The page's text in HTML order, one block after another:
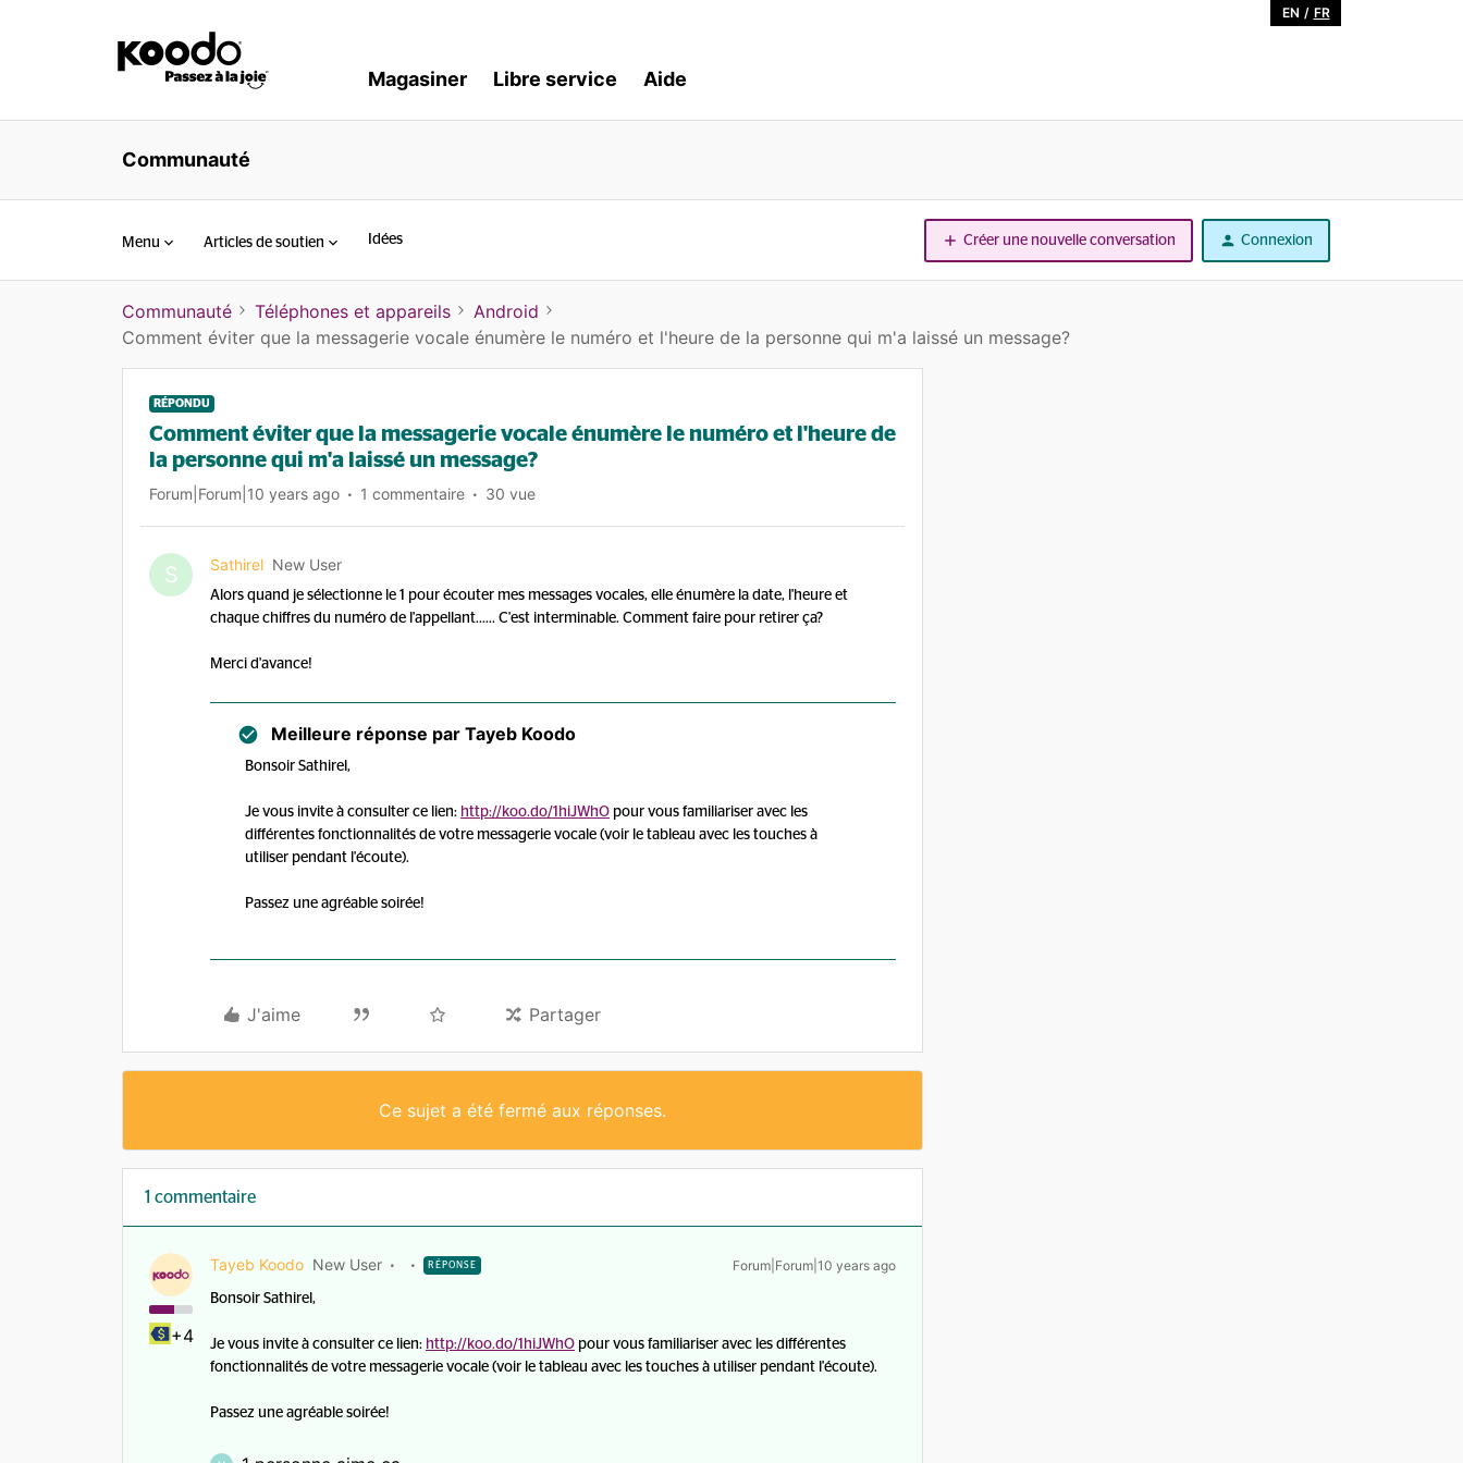
EN / FR
Magasiner Libre service Aide
Communauté
Menu Articles de soutien Idées Créer une nouvelle conversation Connexion
Communauté Téléphones et appareils
Android
Comment éviter que la messagerie vocale énumère le numéro et l'heure de la personne qui m'a laissé un message?
RÉPONDU
Comment éviter que la messagerie vocale énumère le numéro et l'heure de
la personne qui m'a laissé un message?
Forum|Forum|10 years ago 1 commentaire 30 vue
S Sathirel New User
Alors quand je sélectionne le 1 pour écouter mes messages vocales, elle énumère la date, l'heure et
chaque chiffres du numéro de l'appellant...... C'est interminable. Comment faire pour retirer ça?
Merci d'avance!
Meilleure réponse par Tayeb Koodo
Bonsoir Sathirel,
Je vous invite à consulter ce lien: http://koo.do/1hiJWhO pour vous familiariser avec les
différentes fonctionnalités de votre messagerie vocale (voir le tableau avec les touches à
utiliser pendant l'écoute).
Passez une agréable soirée!
J'aime Partager
Ce sujet a été fermé aux réponses.
1 commentaire
+4
Tayeb Koodo New User RÉPONSE Forum|Forum|10 years ago
Bonsoir Sathirel,
Je vous invite à consulter ce lien: http://koo.do/1hiJWhO pour vous familiariser avec les différentes
fonctionnalités de votre messagerie vocale (voir le tableau avec les touches à utiliser pendant l'écoute).
Passez une agréable soirée!